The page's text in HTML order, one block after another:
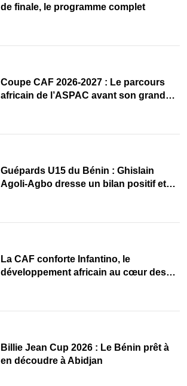
de finale, le programme complet
Coupe CAF 2026-2027 : Le parcours
africain de l’ASPAC avant son grand
Guépards U15 du Bénin : Ghislain
Agoli-Agbo dresse un bilan positif et
La CAF conforte Infantino, le
développement africain au cœur des
Billie Jean Cup 2026 : Le Bénin prêt à
en découdre à Abidjan